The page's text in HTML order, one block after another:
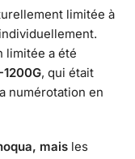
limitée à
limitée a été
, qui était
numérotation en
mais les